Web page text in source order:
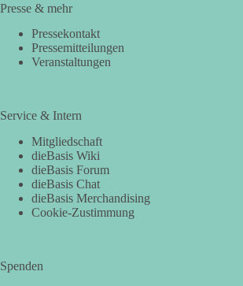
Presse & mehr
Pressekontakt
Pressemitteilungen
Veranstaltungen
Service & Intern
Mitgliedschaft
dieBasis Wiki
dieBasis Forum
dieBasis Chat
dieBasis Merchandising
Cookie-Zustimmung
Spenden